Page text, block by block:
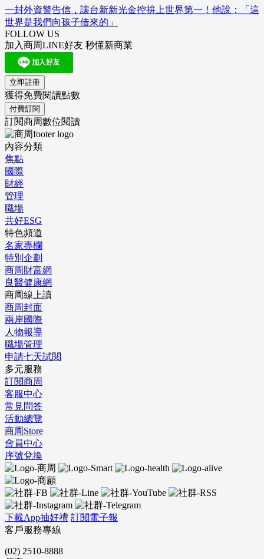
一封外資警告信，讓台新新光金控拚上世界第一！他說：「這
世界是我們向孩子借來的」
FOLLOW US
加入商周LINE好友 秒懂新商業
立即註冊
獲得免費閱讀點數
付費訂閱
訂閱商周數位閱讀
內容分類
焦點
國際
財經
管理
職場
共好ESG
特色頻道
名家專欄
特別企劃
商周財富網
良醫健康網
商周線上讀
商周封面
兩岸國際
人物報導
職場管理
申請七天試閱
多元服務
訂閱商周
客服中心
常見問答
活動總覽
商周Store
會員中心
序號兌換
下載App抽好禮 訂閱電子報
客戶服務專線
(02) 2510-8888